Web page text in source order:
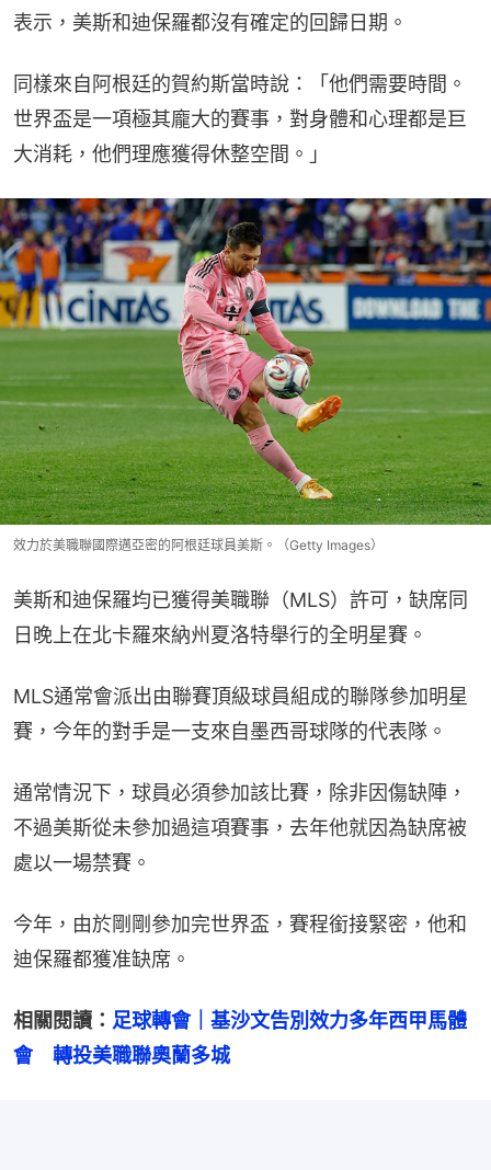
表示，美斯和迪保羅都沒有確定的回歸日期。
同樣來自阿根廷的賀約斯當時說：「他們需要時間。
世界盃是一項極其龐大的賽事，對身體和心理都是巨
大消耗，他們理應獲得休整空間。」
效力於美職聯國際邁亞密的阿根廷球員美斯。（Getty Images）
美斯和迪保羅均已獲得美職聯（MLS）許可，缺席同
日晚上在北卡羅來納州夏洛特舉行的全明星賽。
MLS通常會派出由聯賽頂級球員組成的聯隊參加明星
賽，今年的對手是一支來自墨西哥球隊的代表隊。
通常情況下，球員必須參加該比賽，除非因傷缺陣，
不過美斯從未參加過這項賽事，去年他就因為缺席被
處以一場禁賽。
今年，由於剛剛參加完世界盃，賽程銜接緊密，他和
迪保羅都獲准缺席。
相關閱讀： 足球轉會｜基沙文告別效力多年西甲馬體
會　轉投美職聯奧蘭多城